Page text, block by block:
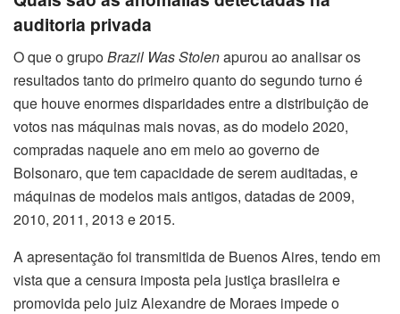
auditoria privada
O que o grupoBrazil Was Stolenapurou ao analisar os
resultados tanto do primeiro quanto do segundo turno é
que houve enormes disparidades entre a distribuição de
votos nas máquinas mais novas, as do modelo 2020,
compradas naquele ano em meio ao governo de
Bolsonaro, que tem capacidade de serem auditadas, e
máquinas de modelos mais antigos, datadas de 2009,
2010, 2011, 2013 e 2015.
A apresentação foi transmitida de Buenos Aires, tendo em
vista que a censura imposta pela justiça brasileira e
promovida pelo juiz Alexandre de Moraes impede o